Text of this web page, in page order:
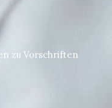
zu Vorschriften